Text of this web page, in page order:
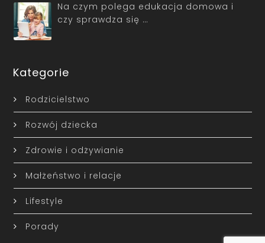
Na czym polega edukacja domowa i
czy sprawdza się …
Kategorie
Rodzicielstwo
Rozwój dziecka
Zdrowie i odżywianie
Małżeństwo i relacje
Lifestyle
Porady